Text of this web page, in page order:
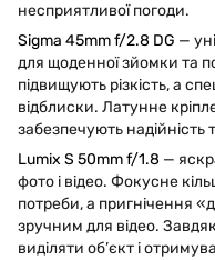
несприятливої погоди.
Sigma 45mm f/2.8 DG —
для щоденної зйомки та
підвищують різкість, а
відблиски. Латунне
забезпечують надійність
Lumix S 50mm f/1.8 —
фото і відео. Фокусне
потреби, а пригнічення
зручним для відео.
виділяти об’єкт і